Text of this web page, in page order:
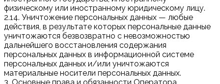
физическому или иностранному юридическому лицу.
2.14. Уничтожение персональных данных — любые
действия, в результате которых персональные данные
уничтожаются безвозвратно с невозможностью
дальнейшего восстановления содержания
персональных данных в информационной системе
персональных данных и/или уничтожаются
материальные носители персональных данных.